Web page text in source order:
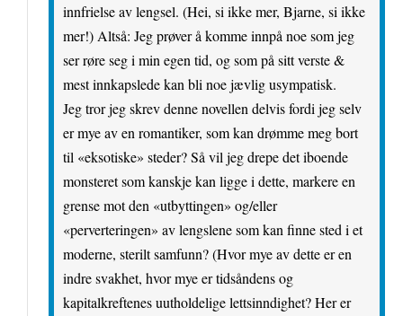
innfrielse av lengsel. (Hei, si ikke mer, Bjarne, si ikke
mer!) Altså: Jeg prøver å komme innpå noe som jeg
ser røre seg i min egen tid, og som på sitt verste &
mest innkapslede kan bli noe jævlig usympatisk.
Jeg tror jeg skrev denne novellen delvis fordi jeg selv
er mye av en romantiker, som kan drømme meg bort
til «eksotiske» steder? Så vil jeg drepe det iboende
monsteret som kanskje kan ligge i dette, markere en
grense mot den «utbyttingen» og/eller
«perverteringen» av lengslene som kan finne sted i et
moderne, sterilt samfunn? (Hvor mye av dette er en
indre svakhet, hvor mye er tidsåndens og
kapitalkreftenes uutholdelige lettsinndighet? Her er